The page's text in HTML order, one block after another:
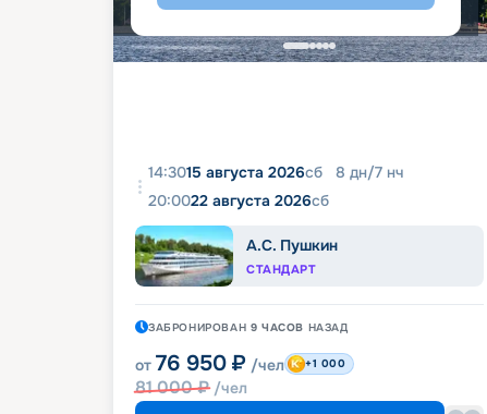
14:3015 августа 2026сб 8 дн/7 нч
20:0022 августа 2026сб
А.С. Пушкин
СТАНДАРТ
ЗАБРОНИРОВАН 9 ЧАСОВ НАЗАД
от 76 950 ₽ /чел
81 000₽ /чел
+1 000